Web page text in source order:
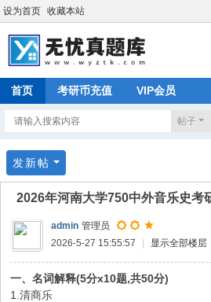
设为首页 收藏本站
首页 考研币充值 VIP会员
帖子
发新帖
2026年河南大学750中外音乐史考
admin 管理员
2026-5-27 15:55:57
显示全部楼层
一、名词解释(5分x10题,共50分)
1.清商乐